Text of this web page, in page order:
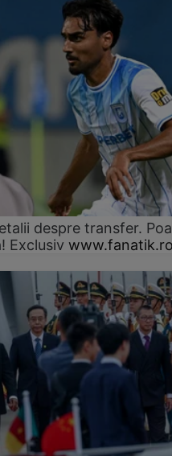
despre transfer.
Exclusiv